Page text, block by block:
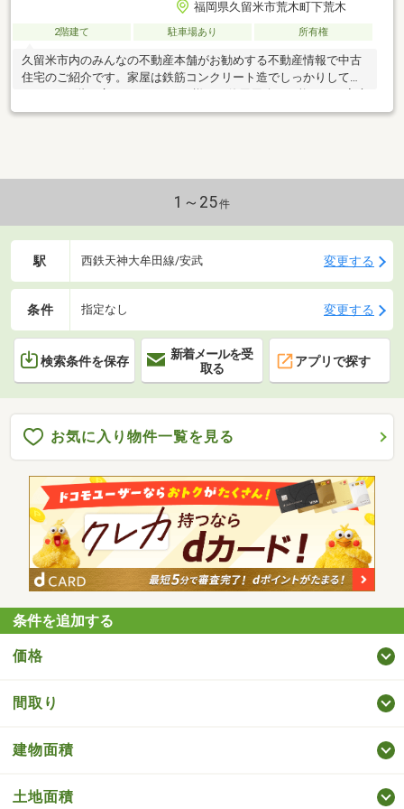
福岡県久留米市荒木町下荒木
2階建て 駐車場あり 所有権
久留米市内のみんなの不動産本舗がお勧めする不動産情報で中古
住宅のご紹介です。家屋は鉄筋コンクリート造でしっかりしてお
ります。2階の広いバルコニーは様々な使用用途が可能です。家庭
菜園をされたいお客様に
1～25件
駅 西鉄天神大牟田線/安武 変更する
条件 指定なし 変更する
検索条件を保存
新着メールを受
取る
アプリで探す
お気に入り物件一覧を見る
条件を追加する
価格
間取り
建物面積
土地面積